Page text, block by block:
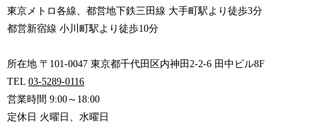
東京メトロ各線、都営地下鉄三田線 大手町駅より徒歩3分
都営新宿線 小川町駅より徒歩10分
所在地 〒101-0047 東京都千代田区内神田2-2-6 田中ビル8F
TEL 03-5289-0116
営業時間 9:00～18:00
定休日 火曜日、水曜日